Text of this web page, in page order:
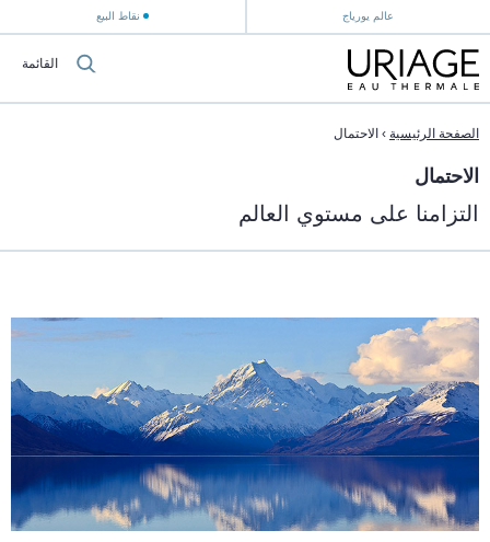
عالم يورياج نقاط البيع
القائمة
الصفحة الرئيسية › الاحتمال
الاحتمال
التزامنا على مستوي العالم